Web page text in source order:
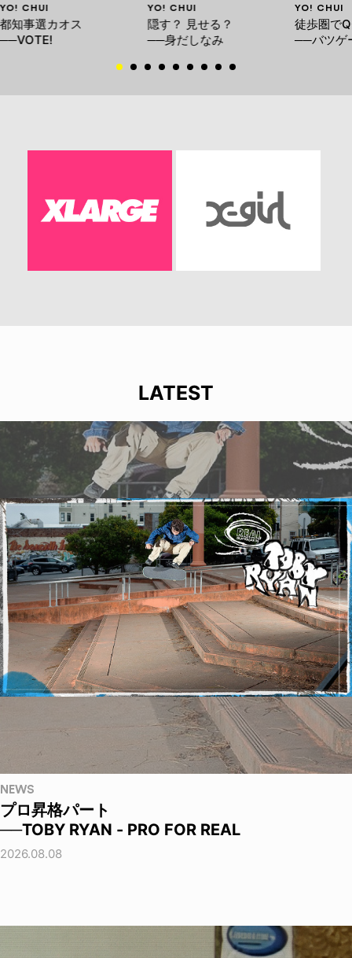
YO! CHUI
都知事選カオス
──VOTE!
YO! CHUI
隠す？ 見せる？
──身だしなみ
YO! CHUI
徒歩圏で
──バツゲ
LATEST
NEWS
プロ昇格パート
──TOBY RYAN - PRO FOR REAL
2026.08.08